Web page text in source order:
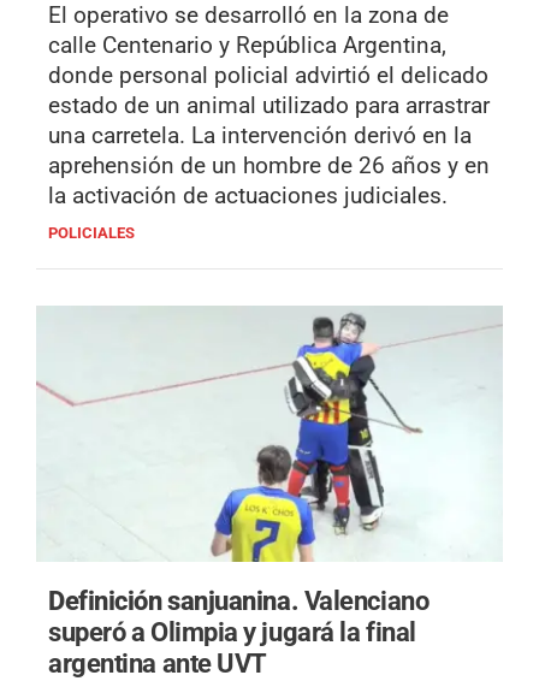
El operativo se desarrolló en la zona de
calle Centenario y República Argentina,
donde personal policial advirtió el delicado
estado de un animal utilizado para arrastrar
una carretela. La intervención derivó en la
aprehensión de un hombre de 26 años y en
la activación de actuaciones judiciales.
POLICIALES
Definición sanjuanina. Valenciano
superó a Olimpia y jugará la final
argentina ante UVT